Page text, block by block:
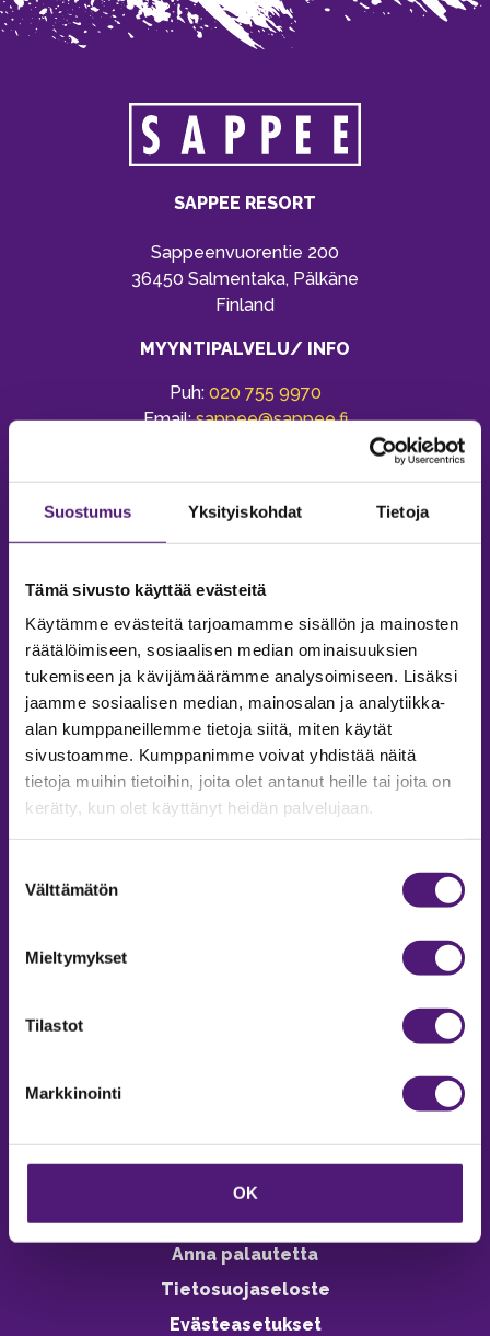
Suostumus Yksityiskohdat Tietoja
Tämä sivusto käyttää evästeitä
Käytämme evästeitä tarjoamamme sisällön ja mainosten
räätälöimiseen, sosiaalisen median ominaisuuksien
tukemiseen ja kävijämäärämme analysoimiseen. Lisäksi
jaamme sosiaalisen median, mainosalan ja analytiikka-
alan kumppaneillemme tietoja siitä, miten käytät
sivustoamme. Kumppanimme voivat yhdistää näitä
tietoja muihin tietoihin, joita olet antanut heille tai joita on
kerätty, kun olet käyttänyt heidän palvelujaan.
valinta
Välttämätön
Mieltymykset
Tilastot
Markkinointi
OK
SAPPEE RESORT
Sappeenvuorentie 200
36450 Salmentaka, Pälkäne
Finland
MYYNTIPALVELU/ INFO
Puh: 020 755 9970
Email:sappee@sappee.fi
MAJOITUS
Tiedustelut & Varaukset
Vastuullisuus
Ympäristöohjelma
Avoimet työpaikat
Anna palautetta
Tietosuojaseloste
Evästeasetukset